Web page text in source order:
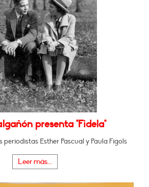
presenta "Fidela"
Esther Pascual y Paula Figols
Leer más...